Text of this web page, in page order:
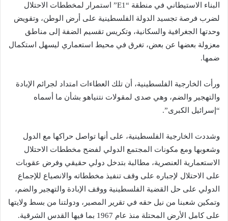
البناء الاستيطاني في منطقة “E1” استمرار لمخططات الاحتلال
لضرب فرصة تجسيد الدولة الفلسطينية على أرض الوطن، وتقويض
وحدتها الجغرافية والسكانية، وتكريس تقسيم الضفة إلى مناطق
معزولة بعضها عن بعض، تغرق في محيط استعماري ليسهل استكمال
ضمها.
ورأت الخارجية الفلسطينية، أن تلك العطاءات امتداد لجرائم الإبادة
والتهجير والضم، وهي صدى لمقولات نتنياهو بشأن ما أسماه
“إسرائيل الكبرى”.
وشددت الخارجية الفلسطينية، على أنها تواصل حراكها مع الدول
وشعوبها ومع مكونات المجتمع الدولي لفضح مخططات الاحتلال
الاستعمارية العنصرية، مطالبة بتدخل دولي حقيقي وفرض عقوبات
على الاحتلال لإجباره على وقف تنفيذ مخططاته والانصياع للإجماع
الدولي على حل القضية الفلسطينية ووقف الإبادة والتهجير والضم،
وتمكين شعبنا من نيل حقه في تقرير المصير، ودولتنا من بسط ولايتها
على كامل الأرض المحتلة منذ عام 1967 بما فيها القدس الشرقية.